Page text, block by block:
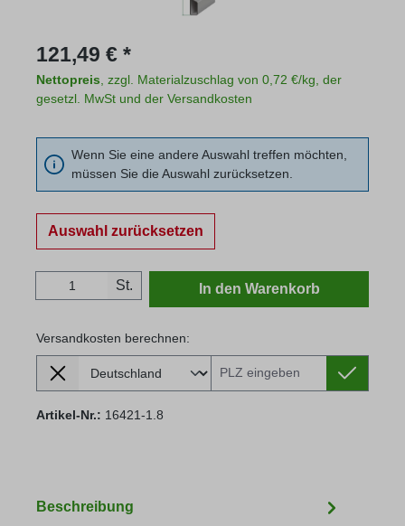
Regulärer Preis:
121,49 € *
Nettopreis , zzgl. Materialzuschlag von 0,72 €/kg, der
gesetzl. MwSt und der Versandkosten
Wenn Sie eine andere Auswahl treffen möchten,
müssen Sie die Auswahl zurücksetzen.
Auswahl zurücksetzen
Produkt Anzahl: Gib den gewünschten
St. In den Warenkorb
Versandkosten berechnen:
Lieferland
Versandkosten berechnen:
Artikel-Nr.: 16421-1.8
Beschreibung